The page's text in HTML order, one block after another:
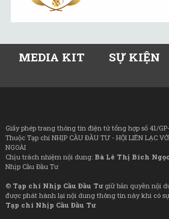
MEDIA KIT SỰ KIỆN
Giấy phép trang thông tin điện tử tổng hợp số 41/
Thuộc Tạp chí NHỊP CẦU ĐẦU TƯ - HỘI LIÊN LẠC
NGOÀI
Chịu trách nhiệm nội dung: Bà Lê Thị Bích Ngọc
Nhịp Cầu Đầu Tư
© Tạp chí Nhịp Cầu Đầu Tưgiữ bản quyền nội
được phát hành lại nội dung thông tin này khi có
Tạp chí Nhịp Cầu Đầu Tư